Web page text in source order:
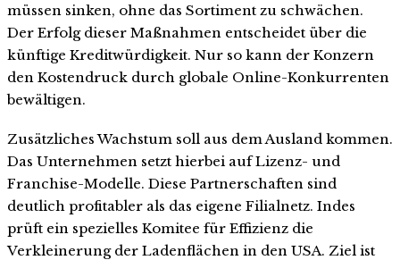
müssen sinken, ohne das Sortiment zu schwächen.
Der Erfolg dieser Maßnahmen entscheidet über die
künftige Kreditwürdigkeit. Nur so kann der Konzern
den Kostendruck durch globale Online-Konkurrenten
bewältigen.
Zusätzliches Wachstum soll aus dem Ausland kommen.
Das Unternehmen setzt hierbei auf Lizenz- und
Franchise-Modelle. Diese Partnerschaften sind
deutlich profitabler als das eigene Filialnetz. Indes
prüft ein spezielles Komitee für Effizienz die
Verkleinerung der Ladenflächen in den USA. Ziel ist